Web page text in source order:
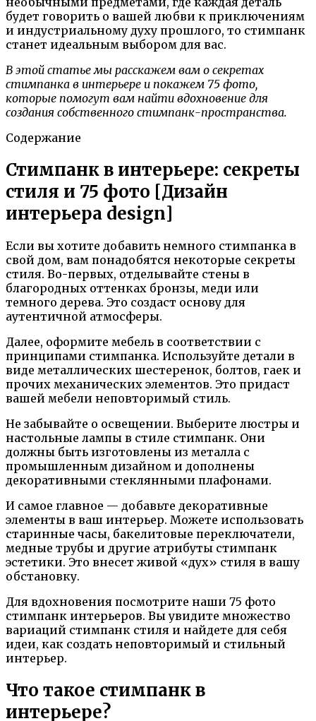
будет говорить о вашей любви к приключениям
и индустриальному духу прошлого, то стимпанк
станет идеальным выбором для вас.
В этой статье мы расскажем вам о секретах
стимпанка в интерьере и покажем 75 фото,
которые помогут вам найти вдохновение для
создания собственного стимпанк-пространства.
Содержание
Стимпанк в интерьере: секреты
стиля и 75 фото [Дизайн
интерьера design]
Если вы хотите добавить немного стимпанка в
свой дом, вам понадобятся некоторые секреты
стиля. Во-первых, отделывайте стены в
благородных оттенках бронзы, меди или
темного дерева. Это создаст основу для
аутентичной атмосферы.
Далее, оформите мебель в соответствии с
принципами стимпанка. Используйте детали в
виде металлических шестеренок, болтов, гаек и
прочих механических элементов. Это придаст
вашей мебели неповторимый стиль.
Не забывайте о освещении. Выберите люстры и
настольные лампы в стиле стимпанк. Они
должны быть изготовлены из металла с
промышленным дизайном и дополнены
декоративными стеклянными плафонами.
И самое главное — добавьте декоративные
элементы в ваш интерьер. Можете использовать
старинные часы, бакелитовые переключатели,
медные трубы и другие атрибуты стимпанк
эстетики. Это внесет живой «дух» стиля в вашу
обстановку.
Для вдохновения посмотрите наши 75 фото
стимпанк интерьеров. Вы увидите множество
вариаций стимпанк стиля и найдете для себя
идеи, как создать неповторимый и стильный
интерьер.
Что такое стимпанк в
интерьере?